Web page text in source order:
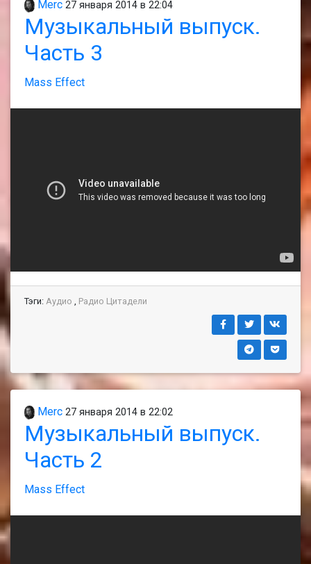
Merc 27 января 2014 в 22:04
Музыкальный выпуск.
Часть 3
Mass Effect
Тэги: Аудио , Радио Цитадели
Merc 27 января 2014 в 22:02
Музыкальный выпуск.
Часть 2
Mass Effect